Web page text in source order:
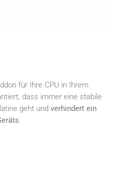
für Ihre CPU in Ihrem
dass immer eine stabile
geht und verhindert ein
.